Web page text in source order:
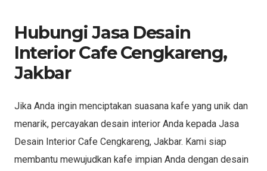
Hubungi Jasa Desain
Interior Cafe Cengkareng,
Jakbar
Jika Anda ingin menciptakan suasana kafe yang unik dan
menarik, percayakan desain interior Anda kepada Jasa
Desain Interior Cafe Cengkareng, Jakbar. Kami siap
membantu mewujudkan kafe impian Anda dengan desain